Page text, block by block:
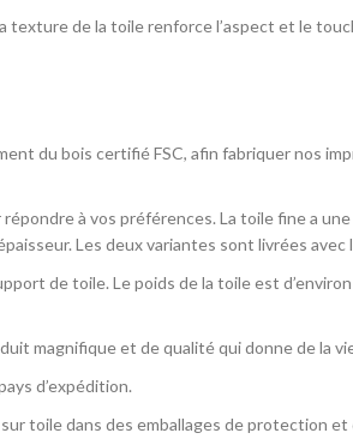
de la toile renforce l’aspect et le
du bois certifié FSC, afin fabriquer nos
à vos préférences. La toile fine a une
Les deux variantes sont livrées
de toile. Le poids de la toile est
magnifique et de qualité qui donne de la
d’expédition.
toile dans des emballages de protection et